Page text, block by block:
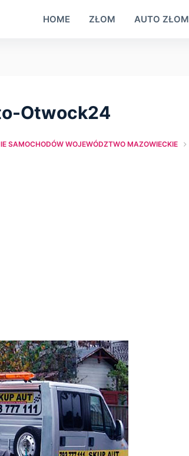
HOME ZŁOM AUTO ZŁOM
Otwock24
SAMOCHODÓW WOJEWÓDZTWO MAZOWIECKIE